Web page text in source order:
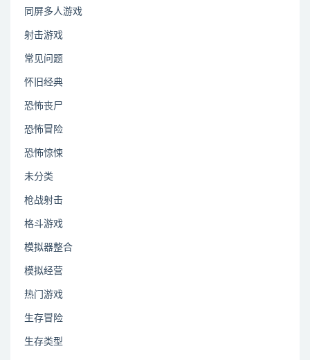
同屏多人游戏
射击游戏
常见问题
怀旧经典
恐怖丧尸
恐怖冒险
恐怖惊悚
未分类
枪战射击
格斗游戏
模拟器整合
模拟经营
热门游戏
生存冒险
生存类型